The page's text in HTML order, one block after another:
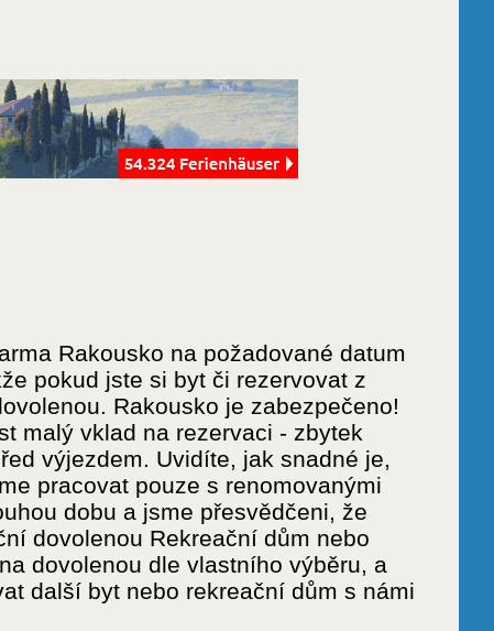
Rakousko na požadované datum
pokud jste si byt či rezervovat z
Rakousko je zabezpečeno!
malý vklad na rezervaci - zbytek
výjezdem. Uvidíte, jak snadné je,
pracovat pouze s renomovanými
dobu a jsme přesvědčeni, že
dovolenou Rekreační dům nebo
dovolenou dle vlastního výběru, a
další byt nebo rekreační dům s námi